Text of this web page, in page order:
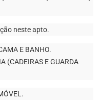
neste apto.
E BANHO.
(CADEIRAS E GUARDA